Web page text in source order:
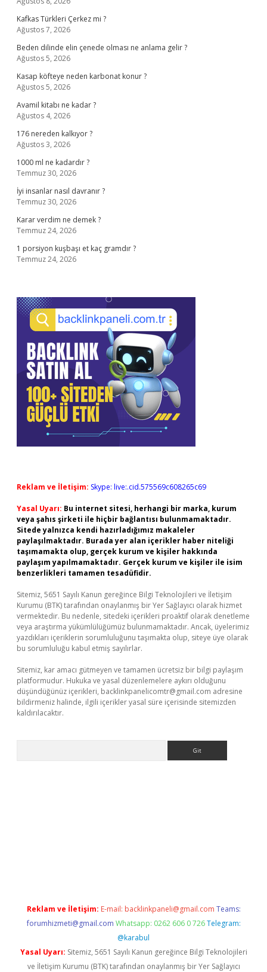
Kafkas Türkleri Çerkez mi ?
Ağustos 7, 2026
Beden dilinde elin çenede olması ne anlama gelir ?
Ağustos 5, 2026
Kasap köfteye neden karbonat konur ?
Ağustos 5, 2026
Avamil kitabı ne kadar ?
Ağustos 4, 2026
176 nereden kalkıyor ?
Ağustos 3, 2026
1000 ml ne kadardır ?
Temmuz 30, 2026
İyi insanlar nasıl davranır ?
Temmuz 30, 2026
Karar verdim ne demek ?
Temmuz 24, 2026
1 porsiyon kuşbaşı et kaç gramdır ?
Temmuz 24, 2026
Reklam ve İletişim: Skype: live:.cid.575569c608265c69
Yasal Uyarı: Bu internet sitesi, herhangi bir marka, kurum
veya şahıs şirketi ile hiçbir bağlantısı bulunmamaktadır.
Sitede yalnızca kendi hazırladığımız makaleler
paylaşılmaktadır. Burada yer alan içerikler haber niteliği
taşımamakta olup, gerçek kurum ve kişiler hakkında
paylaşım yapılmamaktadır. Gerçek kurum ve kişiler ile isim
benzerlikleri tamamen tesadüfidir.
Sitemiz, 5651 Sayılı Kanun gereğince Bilgi Teknolojileri ve İletişim
Kurumu (BTK) tarafından onaylanmış bir Yer Sağlayıcı olarak hizmet
vermektedir. Bu nedenle, sitedeki içerikleri proaktif olarak denetleme
veya araştırma yükümlülüğümüz bulunmamaktadır. Ancak, üyelerimiz
yazdıkları içeriklerin sorumluluğunu taşımakta olup, siteye üye olarak
bu sorumluluğu kabul etmiş sayılırlar.
Sitemiz, kar amacı gütmeyen ve tamamen ücretsiz bir bilgi paylaşım
platformudur. Hukuka ve yasal düzenlemelere aykırı olduğunu
düşündüğünüz içerikleri, backlinkpanelicomtr@gmail.com adresine
bildirmeniz halinde, ilgili içerikler yasal süre içerisinde sitemizden
kaldırılacaktır.
Reklam ve İletişim: E-mail: backlinkpaneli@gmail.com Teams:
forumhizmeti@gmail.com Whatsapp: 0262 606 0 726 Telegram:
@karabul
Yasal Uyarı: Sitemiz, 5651 Sayılı Kanun gereğince Bilgi Teknolojileri
ve İletişim Kurumu (BTK) tarafından onaylanmış bir Yer Sağlayıcı